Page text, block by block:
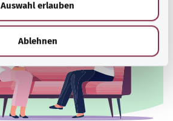
Auswahl erlauben
Ablehnen